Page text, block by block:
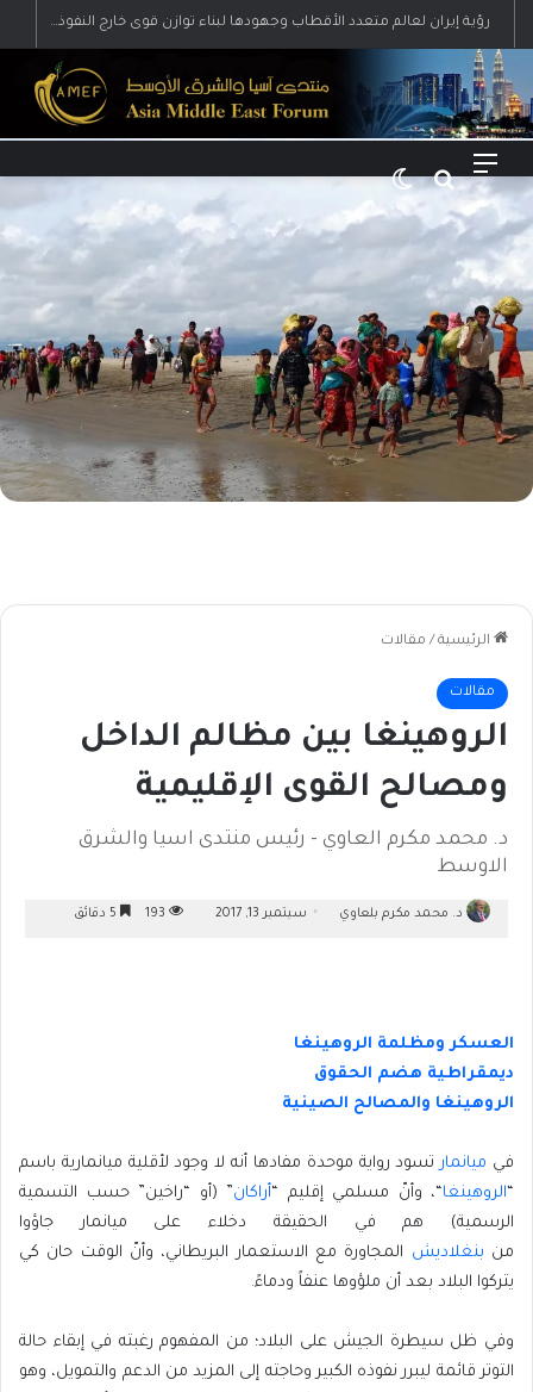
رؤية إيران لعالم متعدد الأقطاب وجهودها لبناء توازن قوى خارج النفوذ الأمريكي
القائمة بحث عن
الرئيسية / مقالات
مقالات
الروهينغا بين مظالم الداخل
ومصالح القوى الإقليمية
د. محمد مكرم العاوي - رئيس منتدى اسيا والشرق
الاوسط
د. محمد مكرم بلعاوي سبتمبر 13, 2017
العسكر ومظلمة الروهينغا
ديمقراطية هضم الحقوق
الروهينغا والمصالح الصينية
في ميانمارتسود رواية موحدة مفادها أنه لا وجود لأقلية ميانمارية باسم
“الروهينغا“، وأنّ مسلمي إقليم “أراكان” (أو “راخين” حسب التسمية
الرسمية) هم في الحقيقة دخلاء على ميانمار جاؤوا
من بنغلاديش المجاورة مع الاستعمار البريطاني، وأنّ الوقت حان كي
يتركوا البلاد بعد أن ملؤوها عنفاً ودماءً.
وفي ظل سيطرة الجيش على البلاد؛ من المفهوم رغبته في إبقاء حالة
التوتر قائمة ليبرر نفوذه الكبير وحاجته إلى المزيد من الدعم والتمويل، وهو